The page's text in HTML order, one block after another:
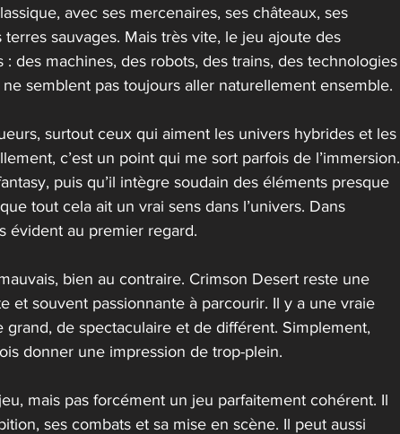
avec ses mercenaires, ses châteaux, ses
sauvages. Mais très vite, le jeu ajoute des
des machines, des robots, des trains, des technologies
semblent pas toujours aller naturellement ensemble.
surtout ceux qui aiment les univers hybrides et les
c’est un point qui me sort parfois de l’immersion.
puis qu’il intègre soudain des éléments presque
tout cela ait un vrai sens dans l’univers. Dans
évident au premier regard.
bien au contraire. Crimson Desert reste une
et souvent passionnante à parcourir. Il y a une vraie
de spectaculaire et de différent. Simplement,
donner une impression de trop-plein.
mais pas forcément un jeu parfaitement cohérent. Il
ses combats et sa mise en scène. Il peut aussi